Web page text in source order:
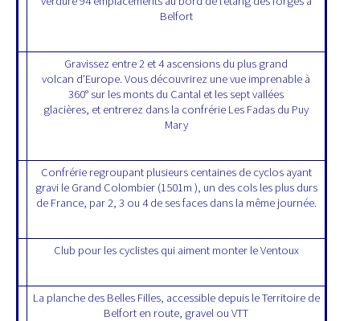
Belfort
Gravissez entre 2 et 4 ascensions du plus grand
volcan d’Europe. Vous découvrirez une vue imprenable à
360° sur les monts du Cantal et les sept vallées
glacières, et entrerez dans la confrérie Les Fadas du Puy
Mary
Confrérie regroupant plusieurs centaines de cyclos ayant
gravi le Grand Colombier (1501m ), un des cols les plus durs
de France, par 2, 3 ou 4 de ses faces dans la même journée.
Club pour les cyclistes qui aiment monter le Ventoux
La planche des Belles Filles, accessible depuis le Territoire de
Belfort en route, gravel ou VTT